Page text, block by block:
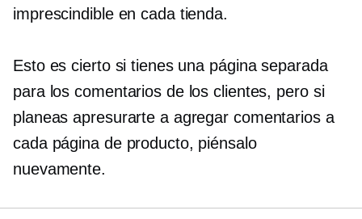
imprescindible en cada tienda.
Esto es cierto si tienes una página separada
para los comentarios de los clientes, pero si
planeas apresurarte a agregar comentarios a
cada página de producto, piénsalo
nuevamente.